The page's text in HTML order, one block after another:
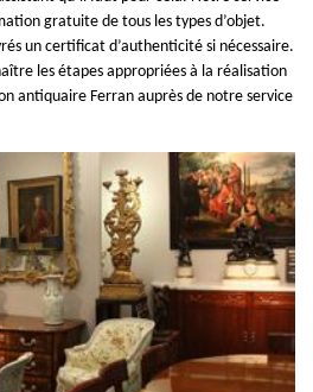
gratuite de tous les types d’objet.
un certificat d’authenticité si nécessaire.
les étapes appropriées à la réalisation
antiquaire Ferran auprès de notre service